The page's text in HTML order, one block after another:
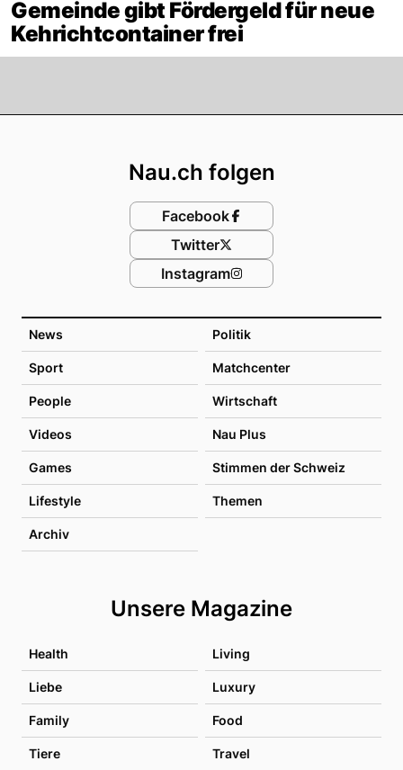
Gemeinde gibt Fördergeld für neue
Kehrichtcontainer frei
News Politik
Sport Matchcenter
People Wirtschaft
Videos Nau Plus
Games Stimmen der Schweiz
Lifestyle Themen
Archiv
Unsere Magazine
Health Living
Liebe Luxury
Family Food
Tiere Travel
Nau.ch folgen
Facebook
Twitter
Instagram